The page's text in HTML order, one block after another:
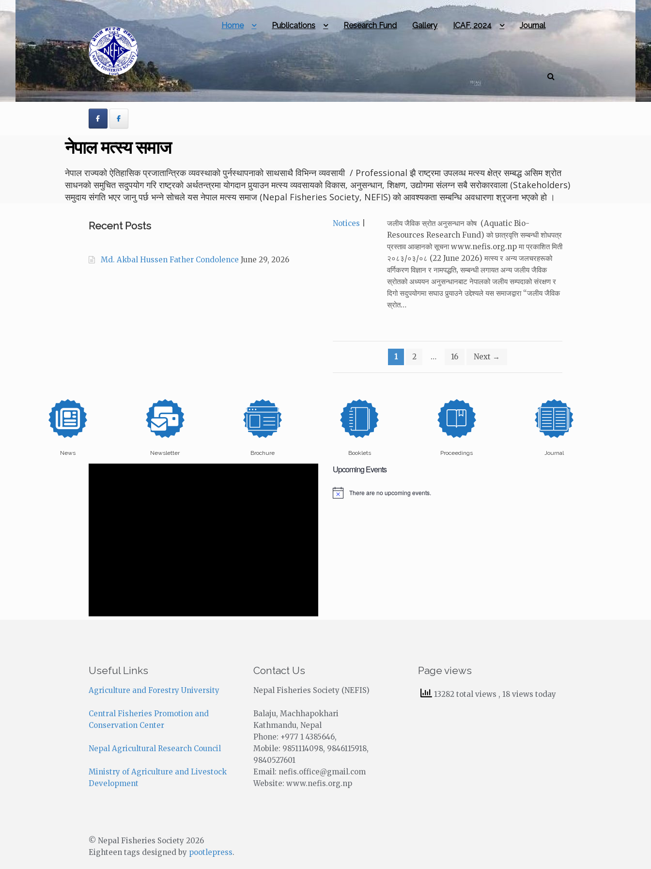
Skip
to
navigation
Skip
to
content
Home Publications Research Fund Gallery ICAF, 2024 Journal
नेपाल मत्स्य समाज
नेपाल राज्यको ऐतिहासिक प्रजातान्त्रिक व्यवस्थाको पुर्नस्थापनाको साथसाथै विभिन्न व्यवसायी / Professional झै राष्ट्रमा उपलव्ध मत्स्य क्षेत्र सम्बद्ध असिम श्रोत
साधनको समुचित सदुपयोग गरि राष्ट्रको अर्थतन्त्रमा योगदान पुर्‍याउन मत्स्य व्यवसायको विकास, अनुसन्धान, शिक्षण, उद्योगमा संलग्न सबै सरोकारवाला (Stakeholders)
समुदाय संगति भएर जानु पर्छ भन्ने सोचले यस नेपाल मत्स्य समाज (Nepal Fisheries Society, NEFIS) को आवश्यकता सम्बन्धि अवधारणा श्रृजना भएको हो ।
Recent Posts
Md. Akbal Hussen Father Condolence June 29, 2026
Categories:
Notices
जलीय जैविक स्रोत अनुसन्धान कोष (Aquatic Bio-
Resources Research Fund) को छात्रवृत्ति सम्बन्धी शोधपत्र
प्रस्ताव आव्हानको सूचना www.nefis.org.np मा प्रकाशित मिती
२०८३/०३/०८ (22 June 2026) मत्स्य र अन्य जलचरहरूको
वर्गिकरण विज्ञान र नामपद्धति‚ सम्बन्धी लगायत अन्य जलीय जैविक
स्रोतको अध्ययन अनुसन्धानबाट नेपालको जलीय सम्पदाको संरक्षण र
दिगो सदुपयोगमा सघाउ पुर्‍याउने उद्देश्यले यस समाजद्वारा “जलीय जैविक
स्रोत…
pagination
1 2 … 16 Next →
News Newsletter Brochure Booklets Proceedings Journal
Upcoming Events
N
There are no upcoming events.
Useful Links
Agriculture and Forestry University
Central Fisheries Promotion and
Conservation Center
Nepal Agricultural Research Council
Ministry of Agriculture and Livestock
Development
Contact Us
Nepal Fisheries Society (NEFIS)
Balaju, Machhapokhari
Kathmandu, Nepal
Phone: +977 1 4385646,
Mobile: 9851114098, 9846115918,
9840527601
Email: nefis.office@gmail.com
Website: www.nefis.org.np
Page views
13282 total views , 18 views today
© Nepal Fisheries Society 2026
Eighteen tags designed by pootlepress.